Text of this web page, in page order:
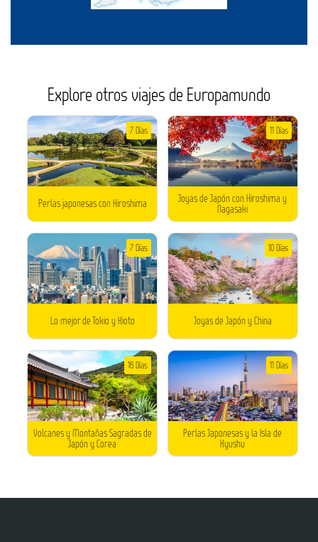
Explore otros viajes de Europamundo
Perlas japonesas con Hiroshima
7 Días
Joyas de Japón con Hiroshima y
Nagasaki
11 Días
Lo mejor de Tokio y Kioto
7 Días
Joyas de Japón y China
10 Días
Volcanes y Montañas Sagradas de
Japón y Corea
16 Días
Perlas Japonesas y la Isla de
Kyushu
11 Días